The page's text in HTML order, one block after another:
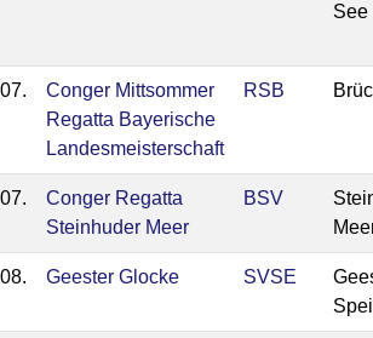
See
Conger Mittsommer
Regatta Bayerische
Landesmeisterschaft
RSB
Conger Regatta
Steinhuder Meer
BSV
Geester Glocke SVSE